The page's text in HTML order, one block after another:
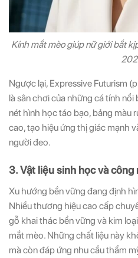
Kính mắt mèo giúp nữ giới bắt
Ngược lại, Expressive Futurism
là sân chơi của những cá tính
nét hình học táo bạo, bảng màu
cao, tạo hiệu ứng thị giác mạnh
người đeo.
3. Vật liệu sinh học và
Xu hướng bền vững đang định
Nhiều thương hiệu cao cấp
gỗ khai thác bền vững và kim
mắt mèo. Những chất liệu này
mà còn đáp ứng nhu cầu thẩm